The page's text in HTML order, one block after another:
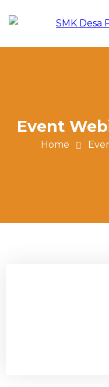
Event
Home